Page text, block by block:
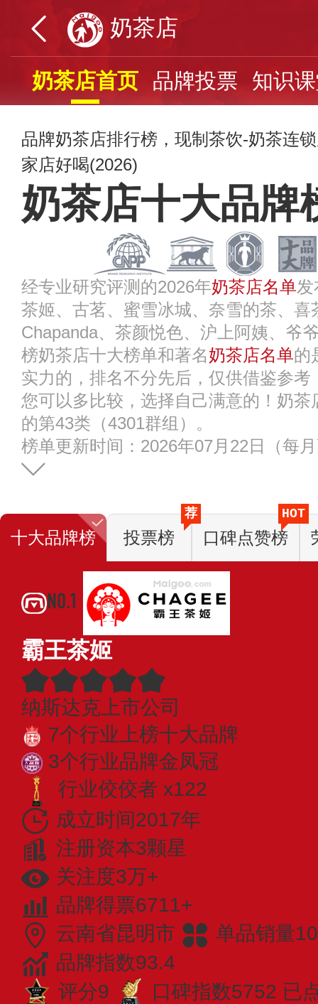
奶茶店
奶茶店首页 品牌投票 知识
品牌奶茶店排行榜，现制茶饮-奶茶连
家店好喝(2026)
奶茶店十大品牌
经专业研究评测的2026年奶茶店名单发
茶姬、古茗、蜜雪冰城、奈雪的茶、喜
Chapanda、茶颜悦色、沪上阿姨、爷
榜奶茶店十大榜单和著名奶茶店名单的
实力的，排名不分先后，仅供借鉴参
您可以多比较，选择自己满意的！奶
的第43类（4301群组）。
榜单更新时间：2026年07月22日（每
十大品牌榜 投票榜
荐
口碑点赞榜
HOT
NO.1
霸王茶姬
纳斯达克上市公司
7个行业上榜十大品牌
3个行业品牌金凤冠
行业佼佼者 x122
成立时间2017年
注册资本3颗星
关注度3万+
品牌得票6711+
云南省昆明市
单品销量
品牌指数93.4
评分9
口碑指数5752 已